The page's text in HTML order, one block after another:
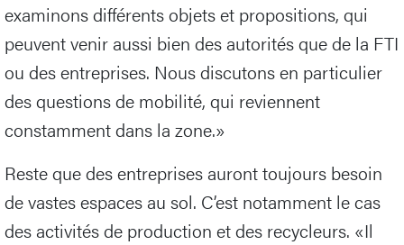
examinons différents objets et propositions, qui
peuvent venir aussi bien des autorités que de la FTI
ou des entreprises. Nous discutons en particulier
des questions de mobilité, qui reviennent
constamment dans la zone.»
Reste que des entreprises auront toujours besoin
de vastes espaces au sol. C’est notamment le cas
des activités de production et des recycleurs. «Il